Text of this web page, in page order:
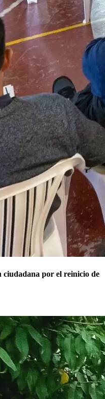
ciudadana por el reinicio de